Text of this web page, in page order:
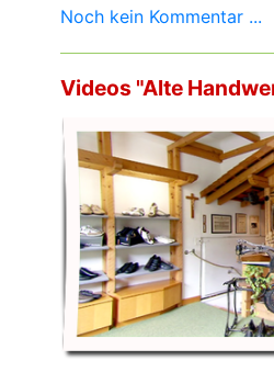
Noch kein Kommentar ...
Videos "Alte